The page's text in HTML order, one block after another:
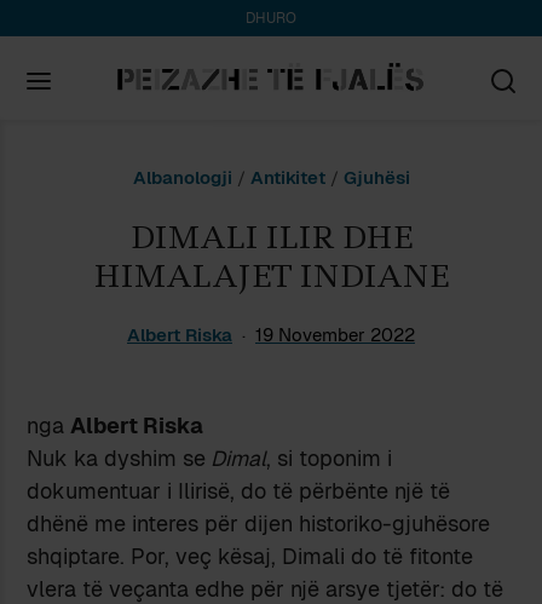
DHURO
Albanologji / Antikitet/ Gjuhësi
DIMALI ILIR DHE
HIMALAJET INDIANE
Albert Riska 19 November 2022
ngaAlbert Riska
Nuk ka dyshim se Dimal, si toponim i
dokumentuar i Ilirisë, do të përbënte një të
dhënë me interes për dijen historiko-gjuhësore
shqiptare. Por, veç kësaj, Dimali do të fitonte
vlera të veçanta edhe për një arsye tjetër: do të